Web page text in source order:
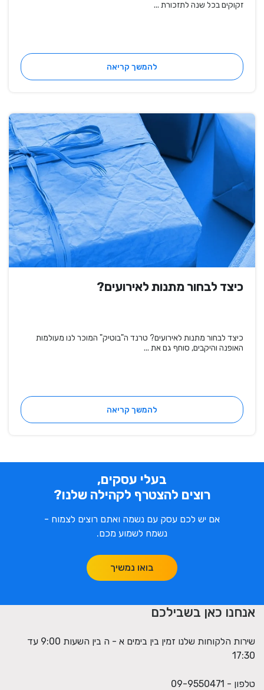
זקוקים בכל שנה לתזכורת ...
להמשך קריאה
כיצד לבחור מתנות לאירועים?
כיצד לבחור מתנות לאירועים? טרנד ה"בוטיק" המוכר לנו מעולמות
האופנה והיקבים, סוחף גם את ...
להמשך קריאה
בעלי עסקים,
רוצים להצטרף לקהילה שלנו?
אם יש לכם עסק עם נשמה ואתם רוצים לצמוח -
נשמח לשמוע מכם.
בואו נמשיך
אנחנו כאן בשבילכם
שירות הלקוחות שלנו זמין בין בימים א - ה בין השעות 9:00 עד
17:30
טלפון - 09-9550471